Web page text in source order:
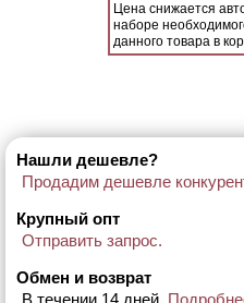
Цена снижается
наборе
данного товара в
Нашли дешевле?
Продадим дешевле
Крупный опт
Отправить запрос.
Обмен и возврат
В течении 14 дней.